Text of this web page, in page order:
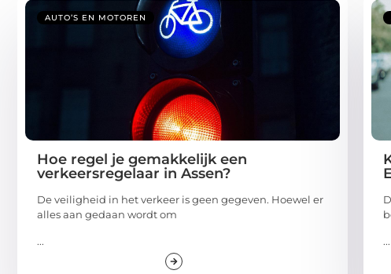
AUTO’S EN MOTOREN
Hoe regel je gemakkelijk een
verkeersregelaar in Assen?
De veiligheid in het verkeer is geen gegeven. Hoewel er
alles aan gedaan wordt om
... ...